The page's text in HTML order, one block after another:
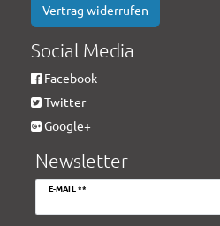
Vertrag widerrufen
Social Media
Facebook
Twitter
Google+
Newsletter
E-MAIL **
Newsletter